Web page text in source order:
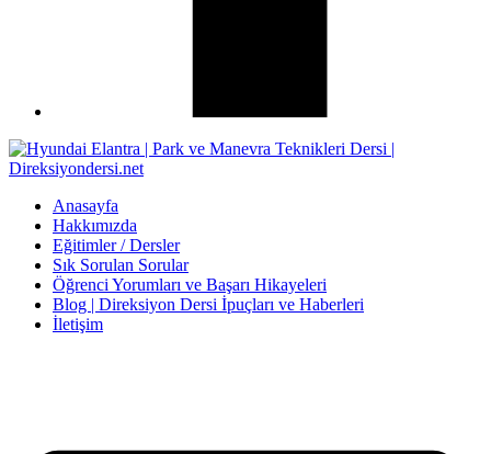
Anasayfa
Hakkımızda
Eğitimler / Dersler
Sık Sorulan Sorular
Öğrenci Yorumları ve Başarı Hikayeleri
Blog | Direksiyon Dersi İpuçları ve Haberleri
İletişim